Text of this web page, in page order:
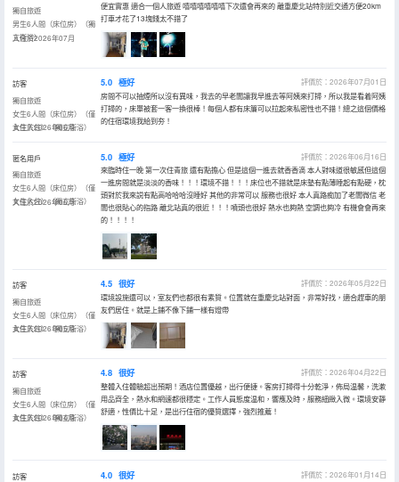
獨自旅遊
男生6人間（床位房）（獨
立衞浴）
入住於2026年07月
便宜實惠 適合一個人旅遊 嘻嘻嘻嘻嘻嘻下次還會再來的 離重慶北站特別近交通方便20km
打車才花了13塊錢太不錯了
訪客
獨自旅遊
女生6人間（床位房）（僅
女生入住）（獨立衞浴）
入住於2026年06月
5.0 極好
評價於：2026年07月01日
房間不可以抽煙所以沒有異味，我去的早老闆讓我早進去等阿姨來打掃，所以我是看着阿姨
打掃的，床單被套一客一換很棒！每個人都有床簾可以拉起來私密性也不錯！總之這個價格
的住宿環境我給到夯！
匿名用戶
獨自旅遊
女生6人間（床位房）（僅
女生入住）（獨立衞浴）
入住於2026年06月
5.0 極好
評價於：2026年06月16日
來臨時住一晚 第一次住青旅 還有點擔心 但是這個一進去就香香滴 本人對味道很敏感但這個
一進房間就是淡淡的香味！！！環境不錯！！！床位也不錯就是床墊有點薄睡起有點硬，枕
頭對於我來説有點高哈哈哈沒睡好 其他的非常可以 服務也很好 本人真路痴加了老闆微信 老
闆也很貼心的指路 離北站真的很近！！！噴頭也很好 熱水也夠熱 空調也夠冷 有機會會再來
的！！！！
訪客
獨自旅遊
女生6人間（床位房）（僅
女生入住）（獨立衞浴）
入住於2026年05月
4.5 很好
評價於：2026年05月22日
環境設施還可以，室友們也都很有素質。位置就在重慶北站對面，非常好找，適合趕車的朋
友們居住。就是上鋪不像下鋪一樣有燈帶
訪客
獨自旅遊
女生6人間（床位房）（僅
女生入住）（獨立衞浴）
入住於2026年04月
4.8 很好
評價於：2026年04月22日
整體入住體驗超出預期！酒店位置優越，出行便捷。客房打掃得十分乾淨，佈局温馨，洗漱
用品齊全，熱水和網速都很穩定。工作人員態度温和，響應及時，服務細緻入微。環境安靜
舒適，性價比十足，是出行住宿的優質選擇，強烈推薦！
訪客
4.0 很好
評價於：2026年01月14日